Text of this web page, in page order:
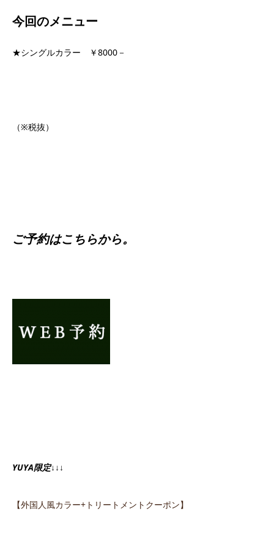
今回のメニュー
★シングルカラー ￥8000－
（※税抜）
ご予約はこちらから。
YUYA限定↓↓↓
【外国人風カラー+トリートメントクーポン】